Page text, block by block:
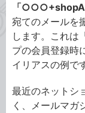
「
宛てのメールを
します。これは
プの会員登録時
イリアスの例で
最近のネットシ
く、メールマガ